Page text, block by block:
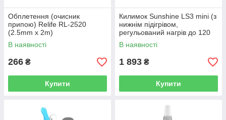
Обплетення (очисник
припою) Relife RL-2520
(2.5mm x 2m)
В наявності
266 ₴
Купити
Килимок Sunshine LS3 mini (з
нижнім підігрівом,
регульований нагрів до 120
°C, дисплей до 10,5",
140*225 мм)
В наявності
1 893 ₴
Купити